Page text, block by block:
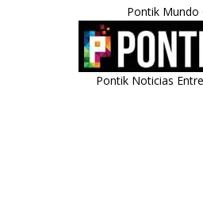
Pontik Mundo
Pontik Noticias